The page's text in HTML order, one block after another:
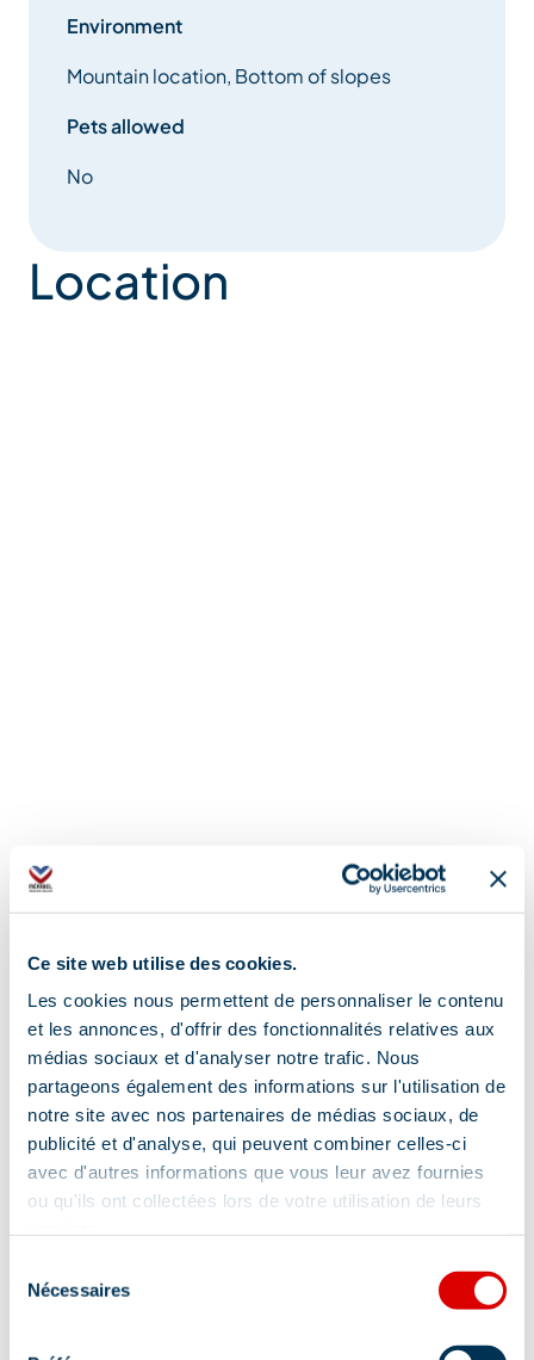
Ce site web utilise des cookies.
Les cookies nous permettent de personnaliser le contenu
et les annonces, d'offrir des fonctionnalités relatives aux
médias sociaux et d'analyser notre trafic. Nous
partageons également des informations sur l'utilisation de
notre site avec nos partenaires de médias sociaux, de
publicité et d'analyse, qui peuvent combiner celles-ci
avec d'autres informations que vous leur avez fournies
ou qu'ils ont collectées lors de votre utilisation de leurs
Nécessaires
Environment
Mountain location, Bottom of slopes
Pets allowed
No
Location
Address
Télésiège Combes 2, 73550 Méribel
Information updated on